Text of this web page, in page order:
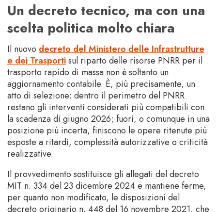
Un decreto tecnico, ma con una
scelta politica molto chiara
Il nuovo decreto del Ministero delle Infrastrutture
e dei Trasportisul riparto delle risorse PNRR per il
trasporto rapido di massa non è soltanto un
aggiornamento contabile. È, più precisamente, un
atto di selezione: dentro il perimetro del PNRR
restano gli interventi considerati più compatibili con
la scadenza di giugno 2026; fuori, o comunque in una
posizione più incerta, finiscono le opere ritenute più
esposte a ritardi, complessità autorizzative o criticità
realizzative.
Il provvedimento sostituisce gli allegati del decreto
MIT n. 334 del 23 dicembre 2024 e mantiene ferme,
per quanto non modificato, le disposizioni del
decreto originario n. 448 del 16 novembre 2021, che